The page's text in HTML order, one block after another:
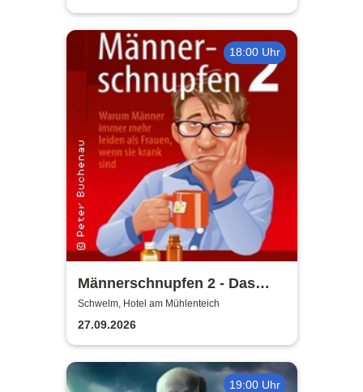
18:00 Uhr
Männerschnupfen 2 - Das
Imperium schnupft zurück -
Buchenau Comedy Dinner
Tour
Schwelm, Hotel am Mühlenteich
27.09.2026
19:00 Uhr